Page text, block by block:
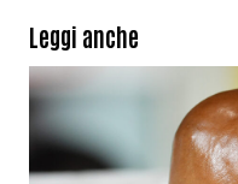
Leggi anche